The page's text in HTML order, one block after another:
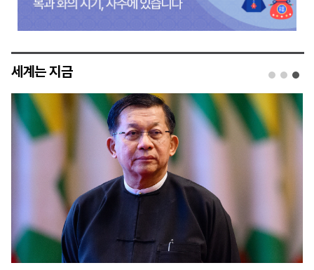
세계는 지금